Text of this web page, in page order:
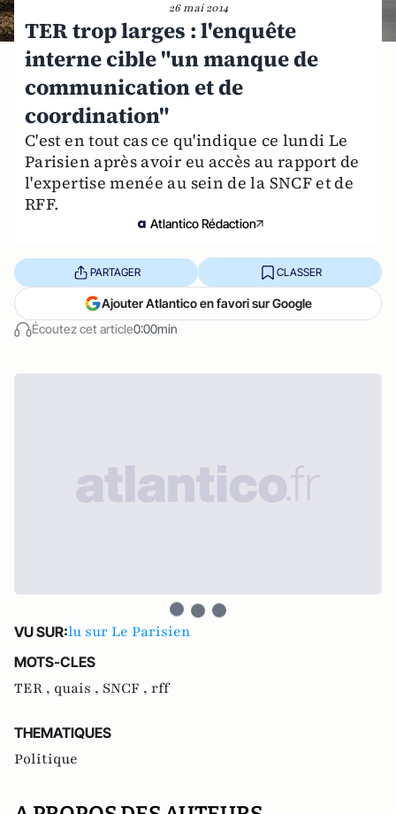
26 mai 2014
TER trop larges : l'enquête
interne cible "un manque de
communication et de
coordination"
C'est en tout cas ce qu'indique ce lundi Le
Parisien après avoir eu accès au rapport de
l'expertise menée au sein de la SNCF et de
RFF.
Atlantico Rédaction
Écoutez cet article0:00min
PARTAGER CLASSER
Ajouter Atlantico en favori sur Google
VU SUR:lu sur Le Parisien
MOTS-CLES
TER , quais , SNCF , rff
THEMATIQUES
Politique